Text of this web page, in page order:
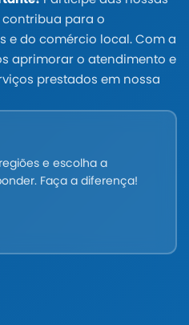
contribua para o
e do comércio local. Com a
aprimorar o atendimento e
prestados em nossa
e escolha a
Faça a diferença!